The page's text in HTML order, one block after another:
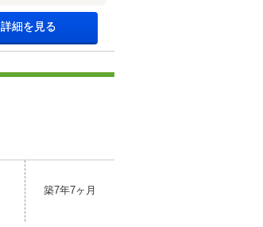
詳細を見る
築7年7ヶ月